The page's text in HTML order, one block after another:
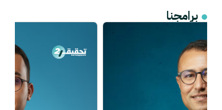
برامجنا